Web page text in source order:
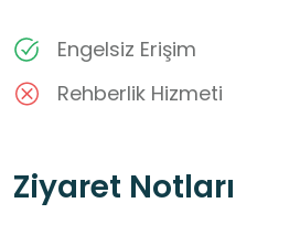
Engelsiz Erişim
Rehberlik Hizmeti
Ziyaret Notları